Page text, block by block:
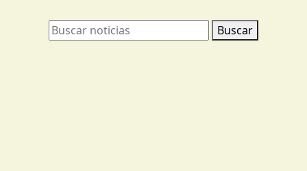
Buscar